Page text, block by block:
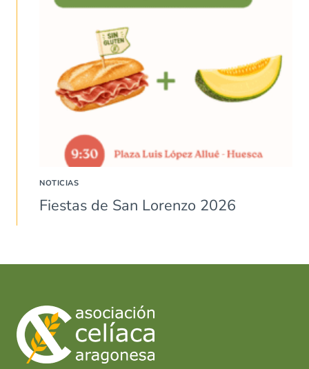
NOTICIAS
Fiestas de San Lorenzo 2026